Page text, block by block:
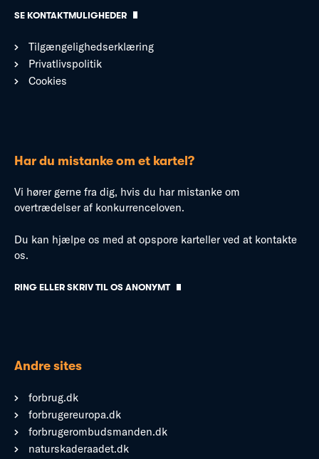
SE KONTAKTMULIGHEDER
Tilgængelighedserklæring
Privatlivspolitik
Cookies
Har du mistanke om et kartel?
Vi hører gerne fra dig, hvis du har mistanke om
overtrædelser af konkurrenceloven.
Du kan hjælpe os med at opspore karteller ved at kontakte
os.
RING ELLER SKRIV TIL OS ANONYMT
Andre sites
forbrug.dk
forbrugereuropa.dk
forbrugerombudsmanden.dk
naturskaderaadet.dk